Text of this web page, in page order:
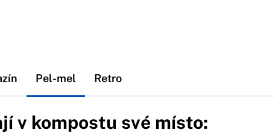
Pel-mel Retro
v kompostu své místo: